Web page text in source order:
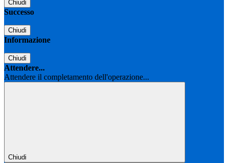
Chiudi
Successo
Chiudi
Informazione
Chiudi
Attendere...
Attendere il completamento dell'operazione...
Chiudi